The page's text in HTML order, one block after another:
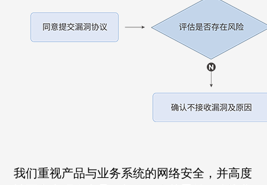
我们重视产品与业务系统的网络安全，并高度